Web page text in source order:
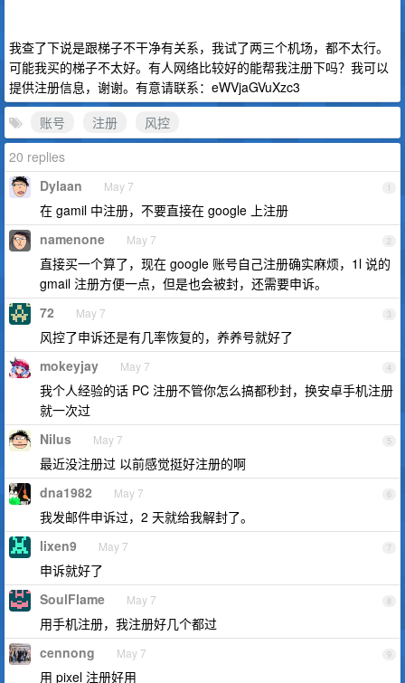
我查了下说是跟梯子不干净有关系，我试了两三个机场，都不太行。
可能我买的梯子不太好。有人网络比较好的能帮我注册下吗？我可以
提供注册信息，谢谢。有意请联系：eWVjaGVuXzc3
账号
注册
风控
20 replies
1
Dylaan May 7
在 gamil 中注册，不要直接在 google 上注册
2
namenone May 7
直接买一个算了，现在 google 账号自己注册确实麻烦，1l 说的
gmail 注册方便一点，但是也会被封，还需要申诉。
3
72 May 7
风控了申诉还是有几率恢复的，养养号就好了
4
mokeyjay May 7
我个人经验的话 PC 注册不管你怎么搞都秒封，换安卓手机注册
就一次过
5
Nilus May 7
最近没注册过 以前感觉挺好注册的啊
6
dna1982 May 7
我发邮件申诉过，2 天就给我解封了。
7
lixen9 May 7
申诉就好了
8
SoulFlame May 7
用手机注册，我注册好几个都过
9
cennong May 7
用 pixel 注册好用